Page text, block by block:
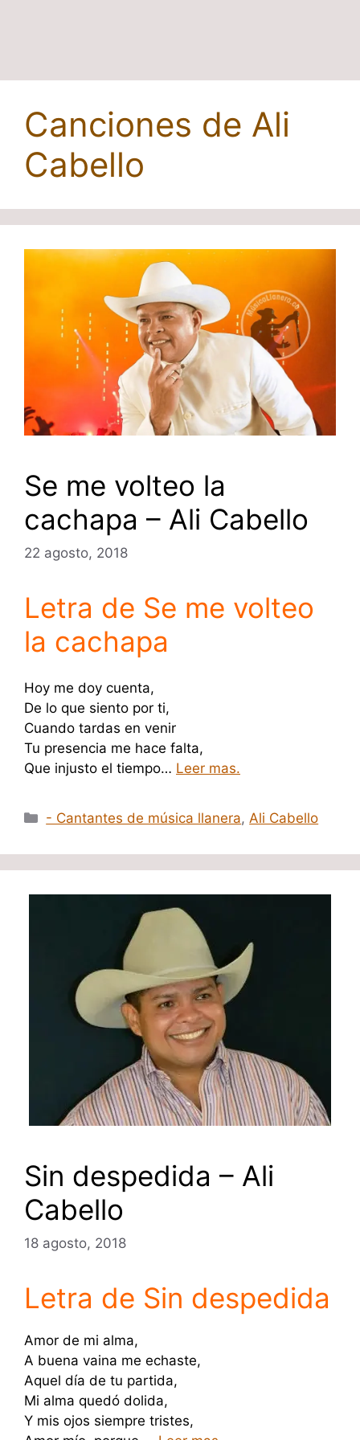
Canciones de Ali
Cabello
Se me volteo la
cachapa – Ali Cabello
22 agosto, 2018
Letra de Se me volteo
la cachapa
Hoy me doy cuenta,
De lo que siento por ti,
Cuando tardas en venir
Tu presencia me hace falta,
Que injusto el tiempo… Leer mas.
Categorías
- Cantantes de música llanera,Ali Cabello
Sin despedida – Ali
Cabello
18 agosto, 2018
Letra de Sin despedida
Amor de mi alma,
A buena vaina me echaste,
Aquel día de tu partida,
Mi alma quedó dolida,
Y mis ojos siempre tristes,